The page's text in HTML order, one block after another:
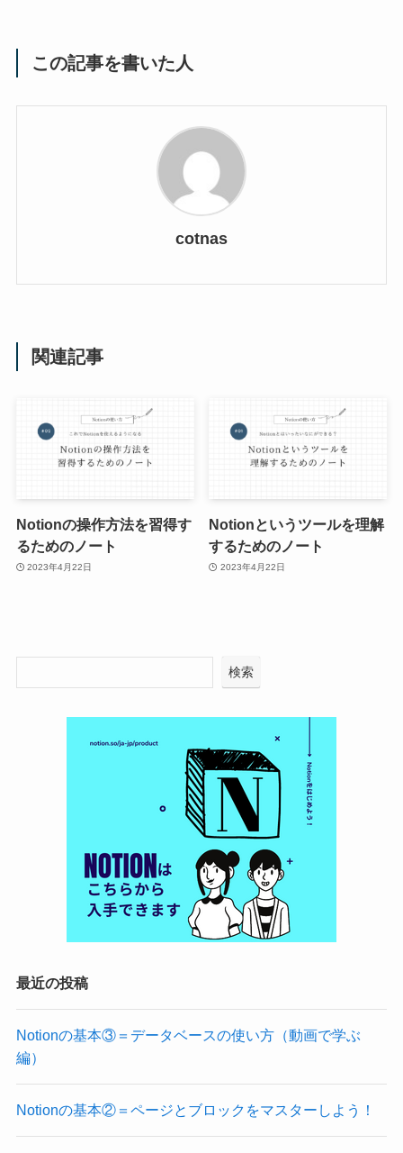
この記事を書いた人
cotnas
関連記事
Notionの操作方法を習得す
るためのノート
2023年4月22日
Notionというツールを理解
するためのノート
2023年4月22日
検索
最近の投稿
Notionの基本③＝データベースの使い方（動画で学ぶ
編）
Notionの基本②＝ページとブロックをマスターしよう！